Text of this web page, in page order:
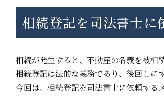
相続登記を司法書士に
相続が発生すると、不動産の名義を被相
相続登記は法的な義務であり、後回しに
今回は、相続登記を司法書士に依頼する